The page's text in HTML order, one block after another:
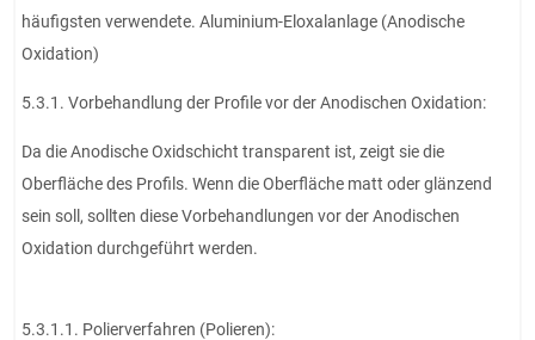
häufigsten verwendete. Aluminium-Eloxalanlage (Anodische
Oxidation)
5.3.1. Vorbehandlung der Profile vor der Anodischen Oxidation:
Da die Anodische Oxidschicht transparent ist, zeigt sie die
Oberfläche des Profils. Wenn die Oberfläche matt oder glänzend
sein soll, sollten diese Vorbehandlungen vor der Anodischen
Oxidation durchgeführt werden.
5.3.1.1. Polierverfahren (Polieren):